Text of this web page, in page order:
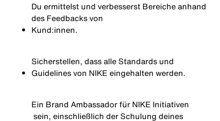
Du ermittelst und verbesserst Bereiche anhand
des Feedbacks von
Kund:innen.
Sicherstellen, dass alle Standards und
Guidelines von NIKE eingehalten werden.
Ein Brand Ambassador für NIKE Initiativen
sein, einschließlich der Schulung deines